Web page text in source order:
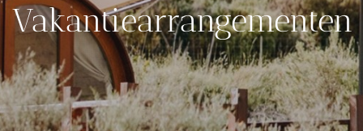
Vakantiearrangementen